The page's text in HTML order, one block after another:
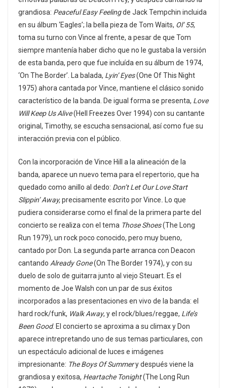
grandiosa: Peaceful Easy Feelingde Jack Tempchin incluida
en su álbum ‘Eagles’; la bella pieza de Tom Waits, Ol’ 55,
toma su turno con Vince al frente, a pesar de que Tom
siempre mantenía haber dicho que no le gustaba la versión
de esta banda, pero que fue incluída en su álbum de 1974,
‘On The Border’. La balada, Lyin’ Eyes(One Of This Night
1975) ahora cantada por Vince, mantiene el clásico sonido
característico de la banda. De igual forma se presenta, Love
Will Keep Us Alive(Hell Freezes Over 1994) con su cantante
original, Timothy, se escucha sensacional, así como fue su
interacción previa con el público.
Con la incorporación de Vince Hill a la alineación de la
banda, aparece un nuevo tema para el repertorio, que ha
quedado como anillo al dedo: Don’t Let Our Love Start
Slippin’ Away,precisamente escrito por Vince.
Lo que
pudiera considerarse como el final de la primera parte del
concierto se realiza con el tema Those Shoes(The Long
Run 1979), un rock poco conocido, pero muy bueno,
cantado por Don. La segunda parte arranca con Deacon
cantando Already Gone(On The Border 1974), y con su
duelo de solo de guitarra junto al viejo Steuart. Es el
momento de Joe Walsh con un par de sus éxitos
incorporados a las presentaciones en vivo de la banda: el
hard rock/funk, Walk Away, y el rock/blues/reggae, Life’s
Been Good. El concierto se aproxima a su climax y Don
aparece intrepretando uno de sus temas particulares, con
un espectáculo adicional de luces e imágenes
impresionante: The Boys Of Summery después viene la
grandiosa y exitosa, Heartache Tonight(The Long Run